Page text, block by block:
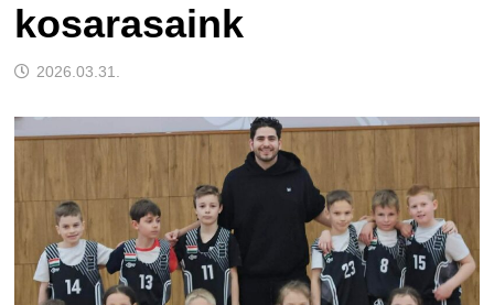
kosarasaink
2026.03.31.